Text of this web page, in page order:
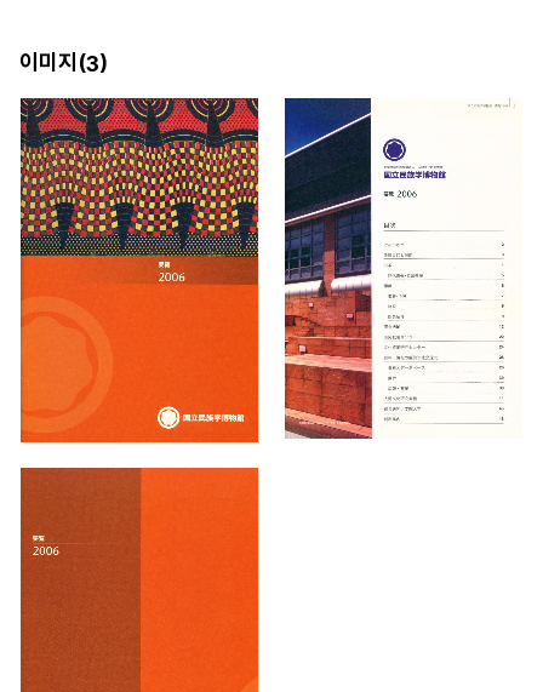
이미지(3)